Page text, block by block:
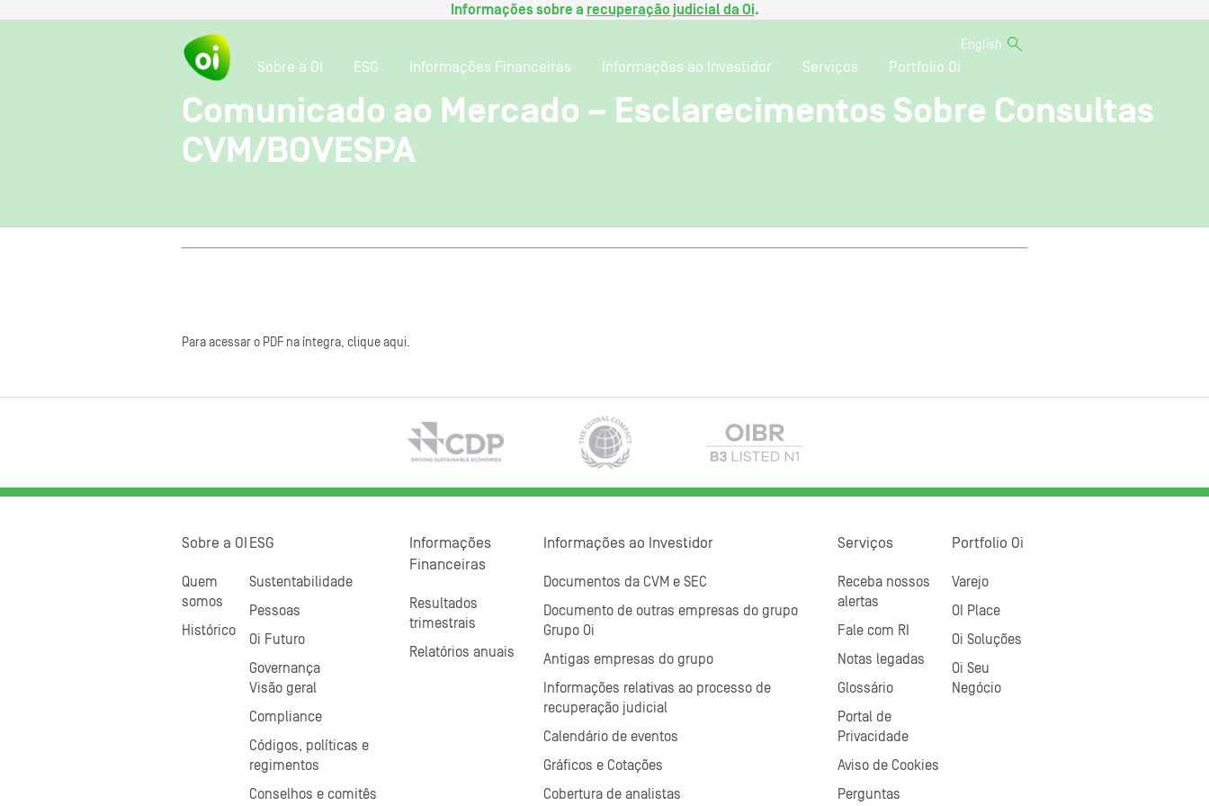
Informações sobre a recuperação judicial da Oi.
English
Sobre a OI ESG Informações Financeiras Informações ao Investidor Serviços Portfolio Oi
Comunicado ao Mercado – Esclarecimentos Sobre Consultas
CVM/BOVESPA
Para acessar o PDF na íntegra, clique aqui.
Sobre a OI
Quem
somos
Histórico
ESG
Sustentabilidade
Pessoas
Oi Futuro
Governança
Visão geral
Compliance
Códigos, políticas e
regimentos
Conselhos e comitês
Informações
Financeiras
Resultados
trimestrais
Relatórios anuais
Informações ao Investidor
Documentos da CVM e SEC
Documento de outras empresas do grupo
Grupo Oi
Antigas empresas do grupo
Informações relativas ao processo de
recuperação judicial
Calendário de eventos
Gráficos e Cotações
Cobertura de analistas
Serviços
Receba nossos
alertas
Fale com RI
Notas legadas
Glossário
Portal de
Privacidade
Aviso de Cookies
Perguntas
Portfolio Oi
Varejo
OI Place
Oi Soluções
Oi Seu
Negócio